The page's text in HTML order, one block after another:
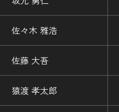
佐々木 雅浩
佐藤 大吾
猿渡 孝太郎